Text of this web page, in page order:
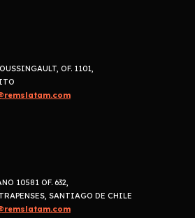
OF. 1101,
10581 OF. 632,
SANTIAGO DE CHILE